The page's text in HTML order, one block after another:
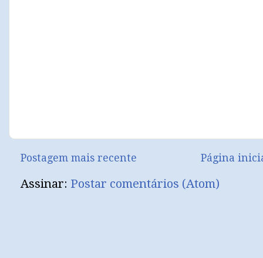
Postagem mais recente Página
Assinar: Postar comentários (Atom)